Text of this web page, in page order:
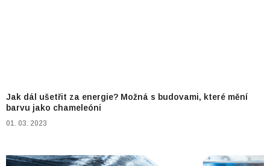
Jak dál ušetřit za energie? Možná s budovami, které mění
barvu jako chameleóni
01. 03. 2023